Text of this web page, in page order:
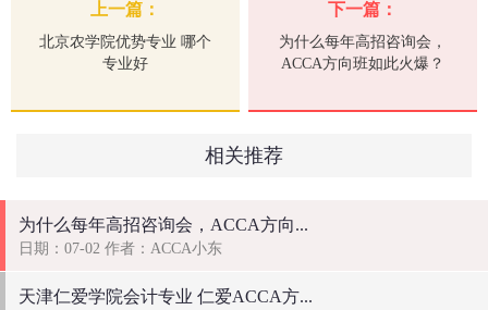
上一篇：
北京农学院优势专业 哪个
专业好
下一篇：
为什么每年高招咨询会，
ACCA方向班如此火爆？
相关推荐
为什么每年高招咨询会，ACCA方向...
日期：07-02 作者：ACCA小东
天津仁爱学院会计专业 仁爱ACCA方...